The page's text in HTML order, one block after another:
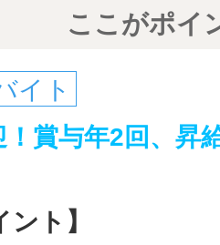
ここがポイ
イト
賞与年2回、昇
ント】